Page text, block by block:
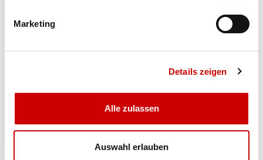
Marketing
Details zeigen
Alle zulassen
Auswahl erlauben
Bis 17:00 Uhr bestellen: morgen geliefert - ab CHF 50.00
Produktbeschreibung